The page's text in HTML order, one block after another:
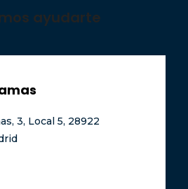
ayudarte
3, Local 5, 28922